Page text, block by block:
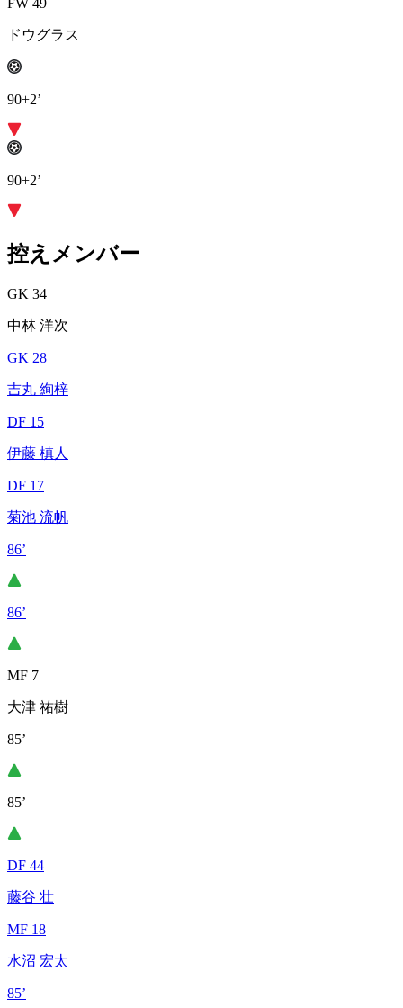
FW 49
ドウグラス
90+2’
90+2’
控えメンバー
GK 34
中林 洋次
GK 28
吉丸 絢梓
DF 15
伊藤 槙人
DF 17
菊池 流帆
86’
86’
MF 7
大津 祐樹
85’
85’
DF 44
藤谷 壮
MF 18
水沼 宏太
85’